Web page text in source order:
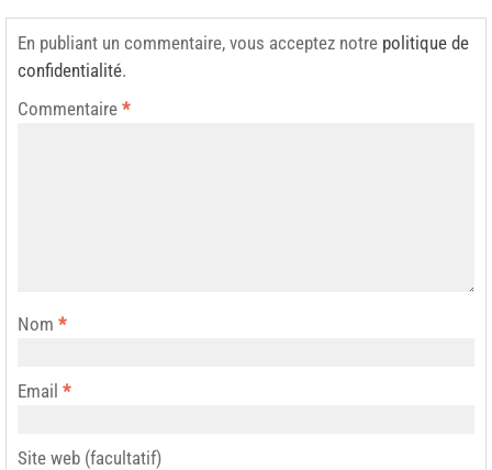
En publiant un commentaire, vous acceptez notre politique de
confidentialité.
Commentaire *
Nom *
Email *
Site web (facultatif)